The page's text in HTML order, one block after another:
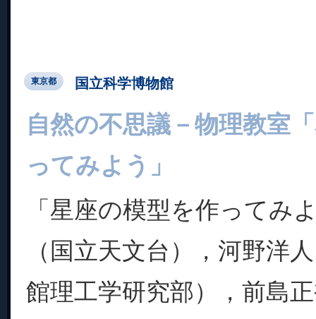
東京都 国立科学博物館
自然の不思議－物理教室
ってみよう」
「星座の模型を作ってみ
（国立天文台），河野洋
館理工学研究部），前島